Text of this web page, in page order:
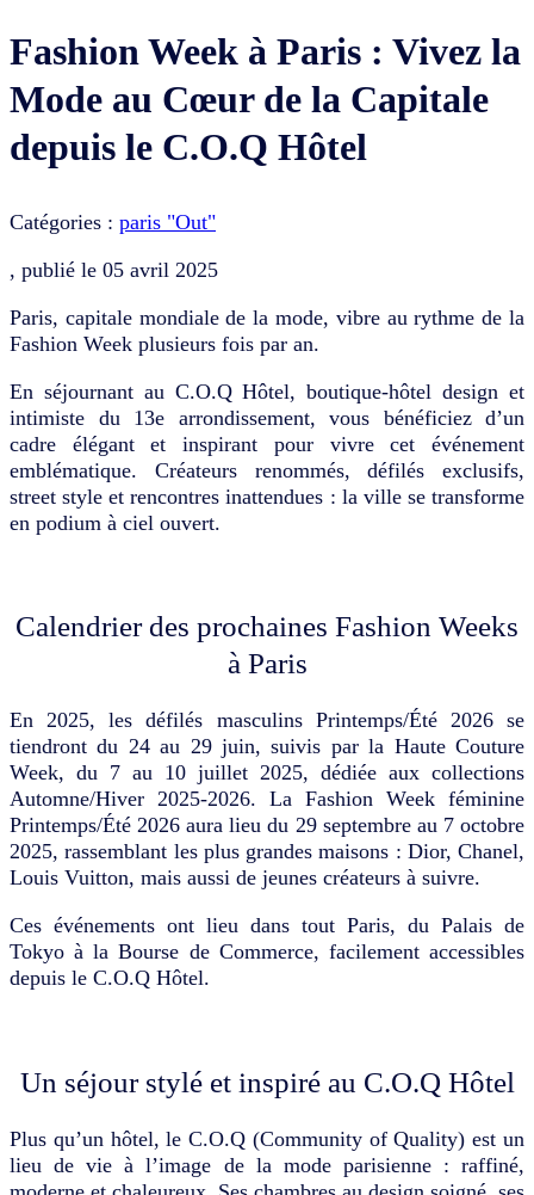
Fashion Week à Paris : Vivez la
Mode au Cœur de la Capitale
depuis le C.O.Q Hôtel
Catégories : paris "Out"
, publié le 05 avril 2025
Paris, capitale mondiale de la mode, vibre au rythme de la
Fashion Week plusieurs fois par an.
En séjournant au C.O.Q Hôtel, boutique-hôtel design et
intimiste du 13e arrondissement, vous bénéficiez d’un
cadre élégant et inspirant pour vivre cet événement
emblématique. Créateurs renommés, défilés exclusifs,
street style et rencontres inattendues : la ville se transforme
en podium à ciel ouvert.
Calendrier des prochaines Fashion Weeks
à Paris
En 2025, les défilés masculins Printemps/Été 2026 se
tiendront du 24 au 29 juin, suivis par la Haute Couture
Week, du 7 au 10 juillet 2025, dédiée aux collections
Automne/Hiver 2025-2026. La Fashion Week féminine
Printemps/Été 2026 aura lieu du 29 septembre au 7 octobre
2025, rassemblant les plus grandes maisons : Dior, Chanel,
Louis Vuitton, mais aussi de jeunes créateurs à suivre.
Ces événements ont lieu dans tout Paris, du Palais de
Tokyo à la Bourse de Commerce, facilement accessibles
depuis le C.O.Q Hôtel.
Un séjour stylé et inspiré au C.O.Q Hôtel
Plus qu’un hôtel, le C.O.Q (Community of Quality) est un
lieu de vie à l’image de la mode parisienne : raffiné,